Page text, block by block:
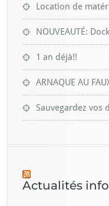
Location de
NOUVEAUTÉ:
1 an déjà!!
ARNAQUE AU
Sauvegardez vos
Actualités